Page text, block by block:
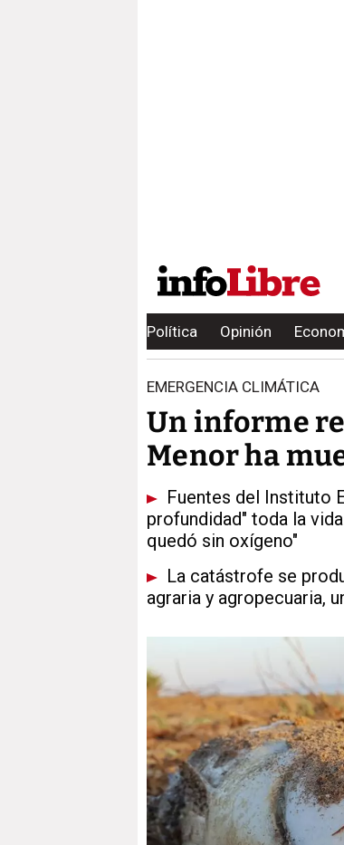
Política Opinión
EMERGENCIA CLIMÁTICA
Un informe
Menor ha
Fuentes del Instituto
profundidad" toda la
quedó sin oxígeno"
La catástrofe se
agraria y agropecuaria,